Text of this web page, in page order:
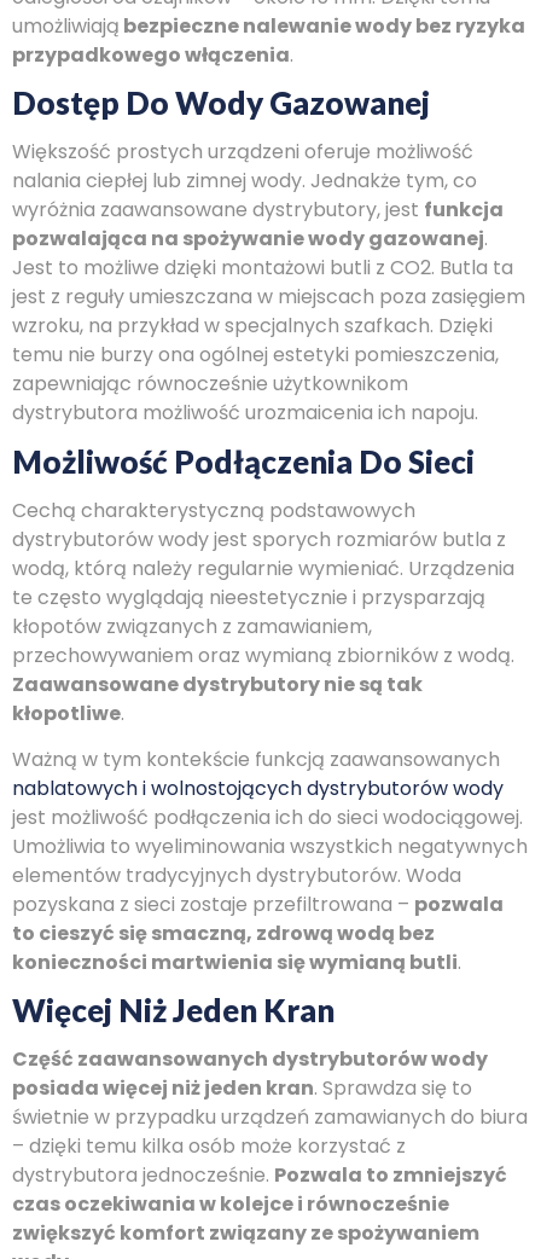
umożliwiają bezpieczne nalewanie wody bez ryzyka
przypadkowego włączenia.
Dostęp Do Wody Gazowanej
Większość prostych urządzeni oferuje możliwość
nalania ciepłej lub zimnej wody. Jednakże tym, co
wyróżnia zaawansowane dystrybutory, jest funkcja
pozwalająca na spożywanie wody gazowanej.
Jest to możliwe dzięki montażowi butli z CO2. Butla ta
jest z reguły umieszczana w miejscach poza zasięgiem
wzroku, na przykład w specjalnych szafkach. Dzięki
temu nie burzy ona ogólnej estetyki pomieszczenia,
zapewniając równocześnie użytkownikom
dystrybutora możliwość urozmaicenia ich napoju.
Możliwość Podłączenia Do Sieci
Cechą charakterystyczną podstawowych
dystrybutorów wody jest sporych rozmiarów butla z
wodą, którą należy regularnie wymieniać. Urządzenia
te często wyglądają nieestetycznie i przysparzają
kłopotów związanych z zamawianiem,
przechowywaniem oraz wymianą zbiorników z wodą.
Zaawansowane dystrybutory nie są tak
kłopotliwe.
Ważną w tym kontekście funkcją zaawansowanych
nablatowych i wolnostojących dystrybutorów wody
jest możliwość podłączenia ich do sieci wodociągowej.
Umożliwia to wyeliminowania wszystkich negatywnych
elementów tradycyjnych dystrybutorów. Woda
pozyskana z sieci zostaje przefiltrowana – pozwala
to cieszyć się smaczną, zdrową wodą bez
konieczności martwienia się wymianą butli.
Więcej Niż Jeden Kran
Część zaawansowanych dystrybutorów wody
posiada więcej niż jeden kran. Sprawdza się to
świetnie w przypadku urządzeń zamawianych do biura
– dzięki temu kilka osób może korzystać z
dystrybutora jednocześnie. Pozwala to zmniejszyć
czas oczekiwania w kolejce i równocześnie
zwiększyć komfort związany ze spożywaniem